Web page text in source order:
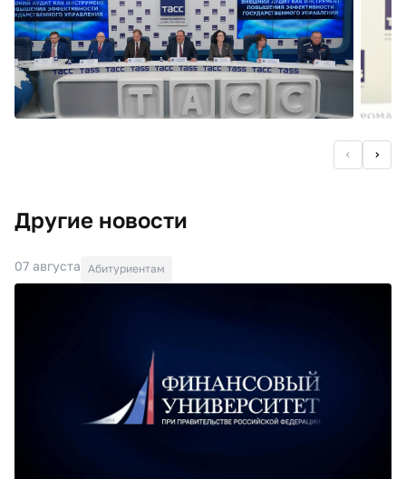
Другие новости
07 августа Абитуриентам